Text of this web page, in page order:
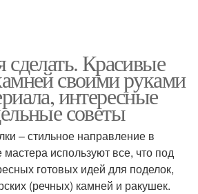
сделать. Красивые
своими руками
интересные
советы
– стильное направление в
мастера используют все, что под
готовых идей для поделок,
(речных) камней и ракушек.